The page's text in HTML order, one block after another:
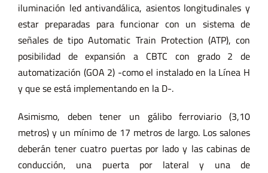
iluminación led antivandálica, asientos longitudinales y
estar preparadas para funcionar con un sistema de
señales de tipo Automatic Train Protection (ATP), con
posibilidad de expansión a CBTC con grado 2 de
automatización (GOA 2) -como el instalado en la Línea H
y que se está implementando en la D-.
Asimismo, deben tener un gálibo ferroviario (3,10
metros) y un mínimo de 17 metros de largo. Los salones
deberán tener cuatro puertas por lado y las cabinas de
conducción, una puerta por lateral y una de